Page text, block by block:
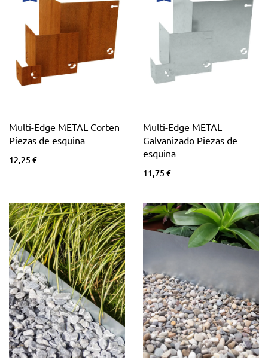
Multi-Edge METAL Corten
Piezas de esquina
12,25 €
Multi-Edge METAL
Galvanizado Piezas de
esquina
11,75 €